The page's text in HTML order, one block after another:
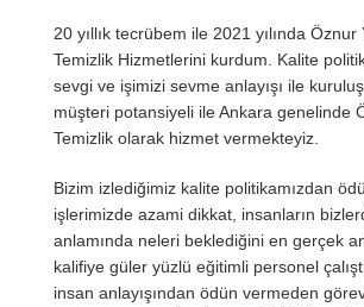
20 yıllık tecrübem ile 2021 yılında Öznur
Temizlik Hizmetlerini kurdum. Kalite
sevgi ve işimizi sevme anlayışı ile
müşteri potansiyeli ile Ankara genelinde
Temizlik olarak hizmet vermekteyiz.
Bizim izlediğimiz kalite politikamızdan
işlerimizde azami dikkat, insanların
anlamında neleri beklediğini en gerçek
kalifiye güler yüzlü eğitimli personel
insan anlayışından ödün vermeden